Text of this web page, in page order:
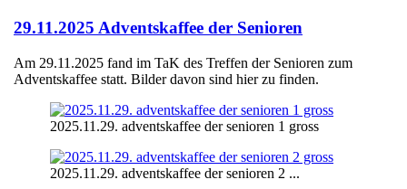
29.11.2025 Adventskaffee der Senioren
Am 29.11.2025 fand im TaK des Treffen der Senioren zum
Adventskaffee statt. Bilder davon sind hier zu finden.
2025.11.29. adventskaffee der senioren 1 gross
2025.11.29. adventskaffee der senioren 2 ...